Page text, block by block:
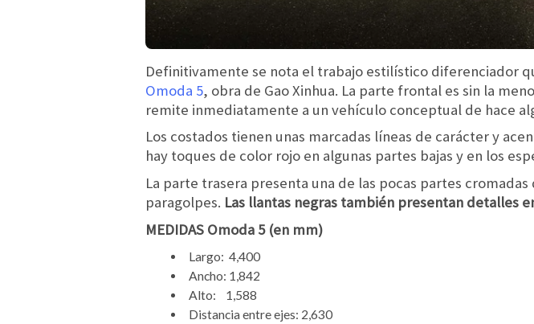
Definitivamente se nota el trabajo estilístico diferenciador
Omoda 5, obra de Gao Xinhua. La parte frontal es sin la
remite inmediatamente a un vehículo conceptual de hace
Los costados tienen unas marcadas líneas de carácter y
hay toques de color rojo en algunas partes bajas y en los
La parte trasera presenta una de las pocas partes
paragolpes. Las llantas negras también presentan detalles
MEDIDAS Omoda 5 (en mm)
Largo: 4,400
Ancho: 1,842
Alto: 1,588
Distancia entre ejes: 2,630